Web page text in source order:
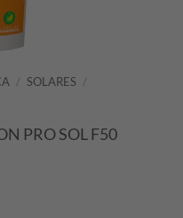
/ SOLARES /
PRO SOL F50